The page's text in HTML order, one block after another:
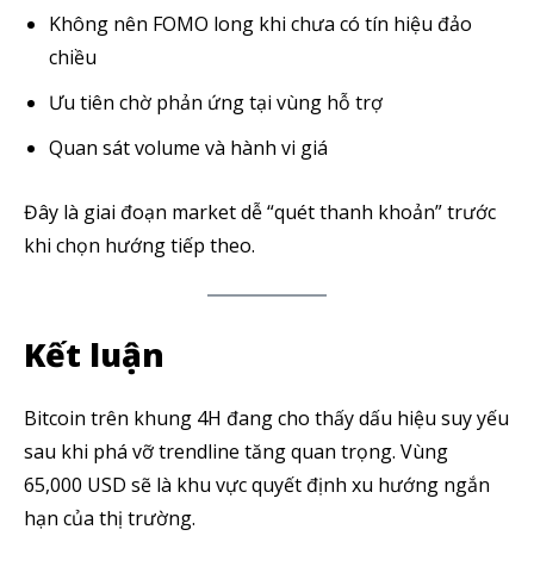
Không nên FOMO long khi chưa có tín hiệu đảo
chiều
Ưu tiên chờ phản ứng tại vùng hỗ trợ
Quan sát volume và hành vi giá
Đây là giai đoạn market dễ “quét thanh khoản” trước
khi chọn hướng tiếp theo.
Kết luận
Bitcoin trên khung 4H đang cho thấy dấu hiệu suy yếu
sau khi phá vỡ trendline tăng quan trọng. Vùng
65,000 USD sẽ là khu vực quyết định xu hướng ngắn
hạn của thị trường.